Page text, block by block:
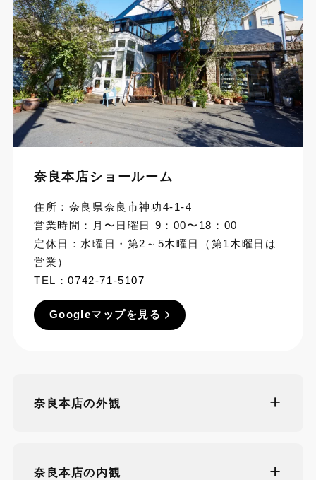
奈良本店ショールーム
住所：奈良県奈良市神功4-1-4
営業時間：月〜日曜日 9：00〜18：00
定休日：水曜日・第2～5木曜日（第1木曜日は
営業）
TEL：0742-71-5107
Googleマップを見る
奈良本店の外観
奈良本店の内観